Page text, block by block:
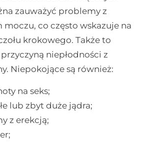
zauważyć problemy z
co często wskazuje na
krokowego. Także to
niepłodności z
Niepokojące są również:
na seks;
lub zbyt duże jądra;
z erekcją;